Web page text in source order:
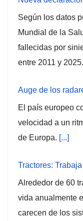
Según los datos
Mundial de la
fallecidas por
entre 2011 y 2025.
Auge de los
El país europeo
velocidad a un
de Europa. [...]
Tractores:
Alrededor de 60
vida anualmente
carecen de los